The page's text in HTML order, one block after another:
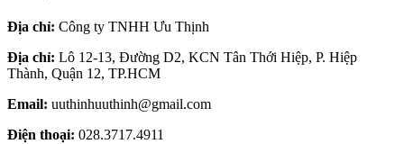
Địa chỉ: Công ty TNHH Ưu Thịnh
Địa chỉ: Lô 12-13, Đường D2, KCN Tân Thới Hiệp, P. Hiệp
Thành, Quận 12, TP.HCM
Email: uuthinhuuthinh@gmail.com
Điện thoại: 028.3717.4911